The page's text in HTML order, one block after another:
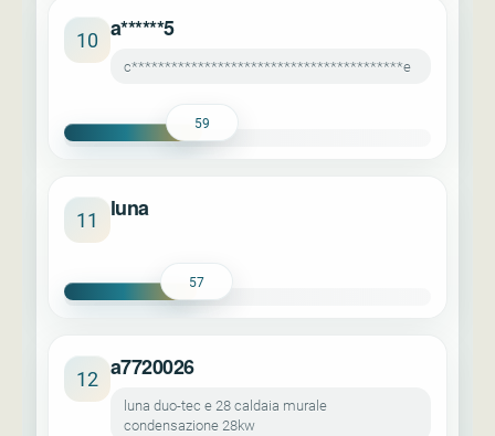
10 a******5
c*****************************************e
59
11 luna
57
12 a7720026
luna duo-tec e 28 caldaia murale
condensazione 28kw